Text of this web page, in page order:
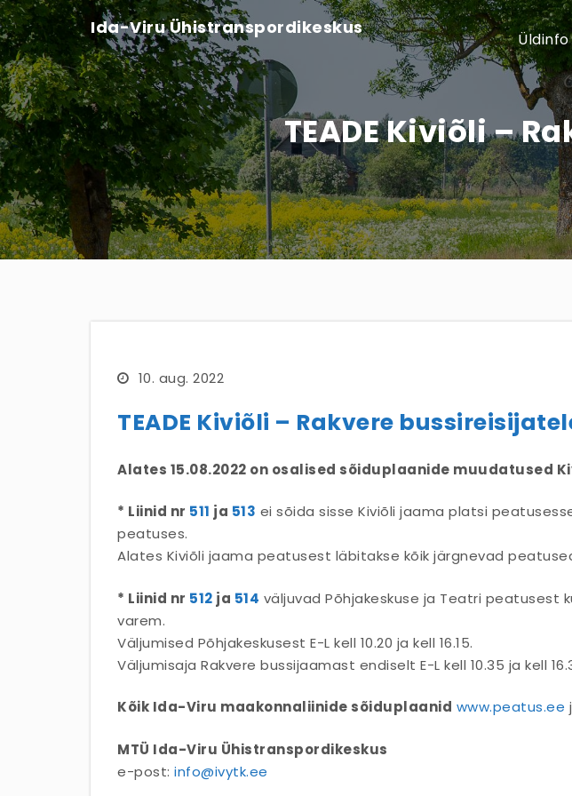
Ida-Viru Ühistranspordikeskus
Üldinfo
TEADE Kiviõli –
10. aug. 2022
TEADE Kiviõli – Rakvere
Alates 15.08.2022 on osalised sõiduplaanide muudatused
* Liinid nr 511 ja 513 ei sõida sisse Kiviõli jaama platsi
peatuses.
Alates Kiviõli jaama peatusest läbitakse kõik järgnevad
* Liinid nr 512 ja 514 väljuvad Põhjakeskuse ja Teatri peatusest
varem.
Väljumised Põhjakeskusest E-L kell 10.20 ja kell 16.15.
Väljumisaja Rakvere bussijaamast endiselt E-L kell 10.35 ja kell
Kõik Ida-Viru maakonnaliinide sõiduplaanid www.peatus.ee
MTÜ Ida-Viru Ühistranspordikeskus
e-post: info@ivytk.ee